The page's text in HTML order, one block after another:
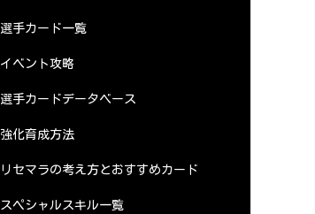
選手カード一覧
イベント攻略
選手カードデータベース
強化育成方法
リセマラの考え方とおすすめカード
スペシャルスキル一覧